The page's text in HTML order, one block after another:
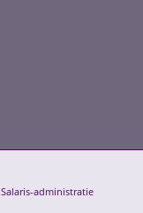
Salaris-administratie